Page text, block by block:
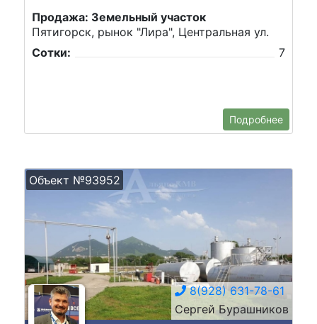
Продажа: Земельный участок
Пятигорск, рынок "Лира", Центральная ул.
Сотки:
7
Подробнее
Объект №93952
8(928) 631-78-61
Сергей Бурашников